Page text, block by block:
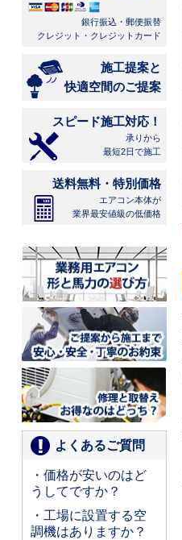
銀行振込・郵便振替
クレジット・クレジットカード
施工提案と
快適空間のご提案
スピード施工対応！
承りから
最短2日で施工
送料無料・特別価格
エアコン本体が
業界最安値級の低価格
よくあるご質問
・価格が安いのはど
うしてですか？
・工場に設置する空
調機はありますか？